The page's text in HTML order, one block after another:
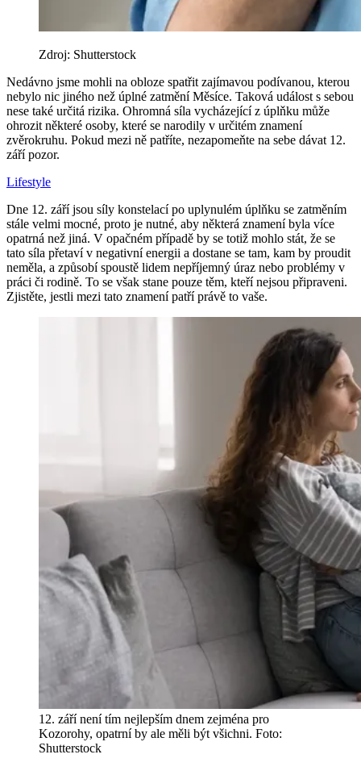
Zdroj: Shutterstock
Nedávno jsme mohli na obloze spatřit zajímavou podívanou, kterou
nebylo nic jiného než úplné zatmění Měsíce. Taková událost s sebou
nese také určitá rizika. Ohromná síla vycházející z úplňku může
ohrozit některé osoby, které se narodily v určitém znamení
zvěrokruhu. Pokud mezi ně patříte, nezapomeňte na sebe dávat 12.
září pozor.
Lifestyle
Dne 12. září jsou síly konstelací po uplynulém úplňku se zatměním
stále velmi mocné, proto je nutné, aby některá znamení byla více
opatrná než jiná. V opačném případě by se totiž mohlo stát, že se
tato síla přetaví v negativní energii a dostane se tam, kam by proudit
neměla, a způsobí spoustě lidem nepříjemný úraz nebo problémy v
práci či rodině. To se však stane pouze těm, kteří nejsou připraveni.
Zjistěte, jestli mezi tato znamení patří právě to vaše.
12. září není tím nejlepším dnem zejména pro
Kozorohy, opatrní by ale měli být všichni. Foto:
Shutterstock